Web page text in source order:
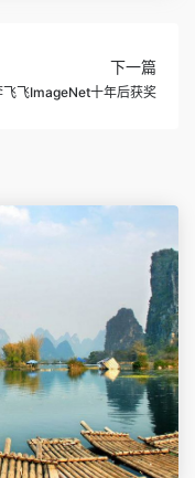
下一篇
飞ImageNet十年后获奖